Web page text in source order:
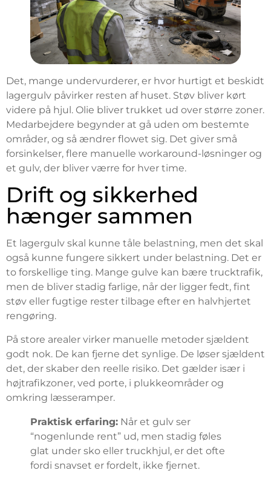
Det, mange undervurderer, er hvor hurtigt et beskidt
lagergulv påvirker resten af huset. Støv bliver kørt
videre på hjul. Olie bliver trukket ud over større zoner.
Medarbejdere begynder at gå uden om bestemte
områder, og så ændrer flowet sig. Det giver små
forsinkelser, flere manuelle workaround-løsninger og
et gulv, der bliver værre for hver time.
Drift og sikkerhed
hænger sammen
Et lagergulv skal kunne tåle belastning, men det skal
også kunne fungere sikkert under belastning. Det er
to forskellige ting. Mange gulve kan bære trucktrafik,
men de bliver stadig farlige, når der ligger fedt, fint
støv eller fugtige rester tilbage efter en halvhjertet
rengøring.
På store arealer virker manuelle metoder sjældent
godt nok. De kan fjerne det synlige. De løser sjældent
det, der skaber den reelle risiko. Det gælder især i
højtrafikzoner, ved porte, i plukkeområder og
omkring læsseramper.
Praktisk erfaring: Når et gulv ser
“nogenlunde rent” ud, men stadig føles
glat under sko eller truckhjul, er det ofte
fordi snavset er fordelt, ikke fjernet.